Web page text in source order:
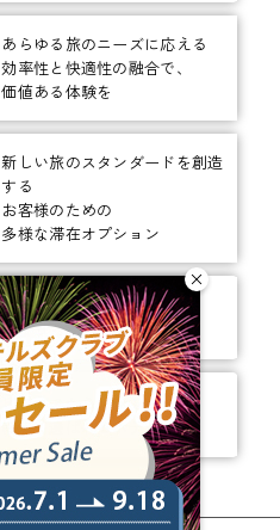
あらゆる旅のニーズに応える
効率性と快適性の融合で、
価値ある体験を
新しい旅のスタンダードを創造
する
お客様のための
多様な滞在オプション
ありそうでなかった、
ちょっと新しいカタチ。
ビジネスからレジャーまで、
幅広く選ばれるホテルへ。